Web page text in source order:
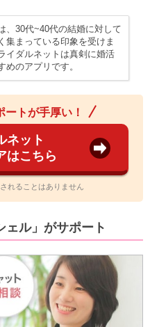
、30代~40代の結婚に対して
集まっている印象を受けま
イダルネットは真剣に婚活
めのアプリです。
トが手厚い！
ネット
はこちら
れることはありません
ェル」がサポート